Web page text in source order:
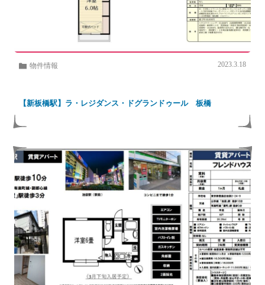
物件情報 2023.3.18
【新板橋駅】ラ・レジダンス・ドグランドゥール 板橋